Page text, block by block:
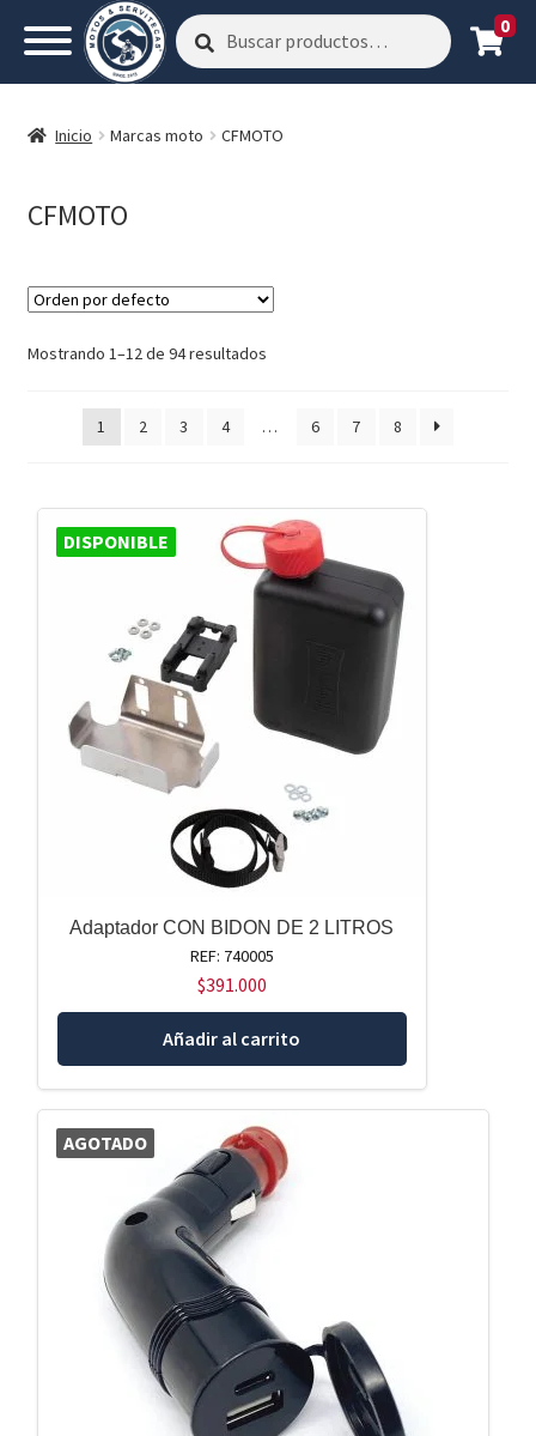
Buscar
por:
Buscar 0
Inicio Marcas moto CFMOTO
CFMOTO
Mostrando 1–12 de 94 resultados
1 2 3 4 … 6 7 8
DISPONIBLE
Adaptador CON BIDON DE 2 LITROS
REF: 740005
$391.000
Añadir al carrito
AGOTADO